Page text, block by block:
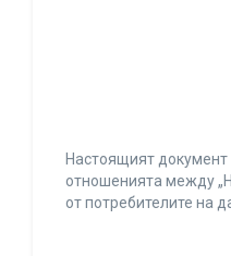
Настоящият
отношенията между
от потребителите на